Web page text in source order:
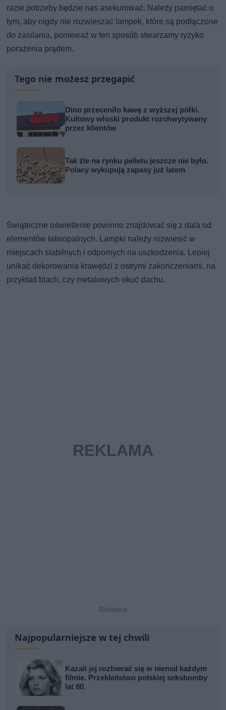
razie potrzeby będzie nas asekurować. Należy pamiętać o
tym, aby nigdy nie rozwieszać lampek, które są podłączone
do zasilania, ponieważ w ten sposób stwarzamy ryzyko
porażenia prądem.
Tego nie możesz przegapić
Dino przeceniło kawę z wyższej półki.
Kultowy włoski produkt rozchwytywany
przez klientów
Tak źle na rynku pelletu jeszcze nie było.
Polacy wykupują zapasy już latem
Świąteczne oświetlenie powinno znajdować się z dala od
elementów łatwopalnych. Lampki należy rozwiesić w
miejscach stabilnych i odpornych na uszkodzenia. Lepiej
unikać dekorowania krawędzi z ostrymi zakończeniami, na
przykład blach, czy metalowych okuć dachu.
Najpopularniejsze w tej chwili
Kazali jej rozbierać się w niemal każdym
filmie. Przekleństwo polskiej seksbomby
lat 80.